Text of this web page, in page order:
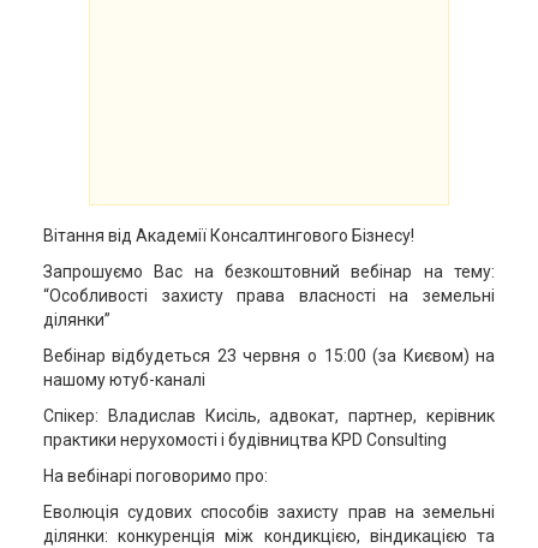
Вітання від Академії Консалтингового Бізнесу!
Запрошуємо Вас на безкоштовний вебінар на тему:
“Особливості захисту права власності на земельні
ділянки”
Вебінар відбудеться 23 червня о 15:00 (за Києвом) на
нашому ютуб-каналі
Спікер: Владислав Кисіль, адвокат, партнер, керівник
практики нерухомості і будівництва KPD Consulting
На вебінарі поговоримо про:
Еволюція судових способів захисту прав на земельні
ділянки: конкуренція між кондикцією, віндикацією та